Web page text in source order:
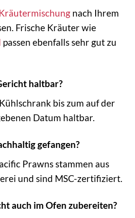
nach Ihrem
Frische Kräuter wie
passen ebenfalls sehr gut zu
haltbar?
bis zum auf der
Datum haltbar.
gefangen?
Prawns stammen aus
und sind MSC-zertifiziert.
auch im Ofen zubereiten?